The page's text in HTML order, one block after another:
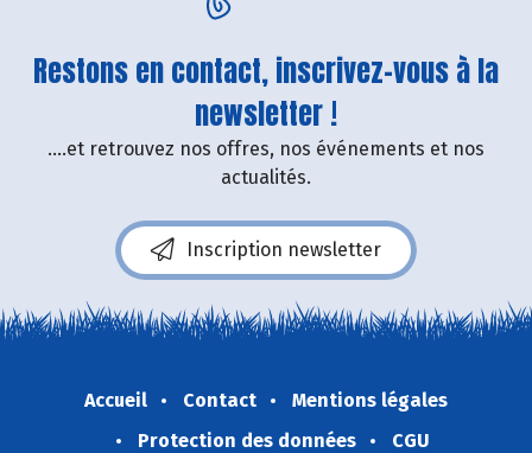
Restons en contact, inscrivez-vous à la
newsletter !
....et retrouvez nos offres, nos événements et nos
actualités.
Inscription newsletter
Accueil Contact
Mentions légales
Protection des données
CGU